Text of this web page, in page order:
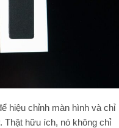
hiệu chỉnh màn hình và chỉ
Thật hữu ích, nó không chỉ